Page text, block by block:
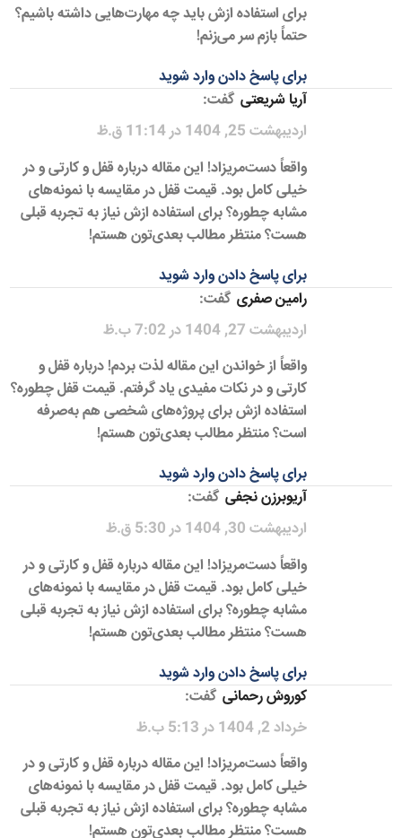
برای استفاده ازش باید چه مهارت‌هایی داشته باشیم؟
حتماً بازم سر می‌زنم!
برای پاسخ دادن وارد شوید
آریا شریعتی گفت:
اردیبهشت 25, 1404 در 11:14 ق.ظ
واقعاً دست‌مریزاد! این مقاله درباره قفل و کارتی و در
خیلی کامل بود. قیمت قفل در مقایسه با نمونه‌های
مشابه چطوره؟ برای استفاده ازش نیاز به تجربه قبلی
هست؟ منتظر مطالب بعدی‌تون هستم!
برای پاسخ دادن وارد شوید
رامین صفری گفت:
اردیبهشت 27, 1404 در 7:02 ب.ظ
واقعاً از خواندن این مقاله لذت بردم! درباره قفل و
کارتی و در نکات مفیدی یاد گرفتم. قیمت قفل چطوره؟
استفاده ازش برای پروژه‌های شخصی هم به‌صرفه
است؟ منتظر مطالب بعدی‌تون هستم!
برای پاسخ دادن وارد شوید
آریوبرزن نجفی گفت:
اردیبهشت 30, 1404 در 5:30 ق.ظ
واقعاً دست‌مریزاد! این مقاله درباره قفل و کارتی و در
خیلی کامل بود. قیمت قفل در مقایسه با نمونه‌های
مشابه چطوره؟ برای استفاده ازش نیاز به تجربه قبلی
هست؟ منتظر مطالب بعدی‌تون هستم!
برای پاسخ دادن وارد شوید
کوروش رحمانی گفت:
خرداد 2, 1404 در 5:13 ب.ظ
واقعاً دست‌مریزاد! این مقاله درباره قفل و کارتی و در
خیلی کامل بود. قیمت قفل در مقایسه با نمونه‌های
مشابه چطوره؟ برای استفاده ازش نیاز به تجربه قبلی
هست؟ منتظر مطالب بعدی‌تون هستم!